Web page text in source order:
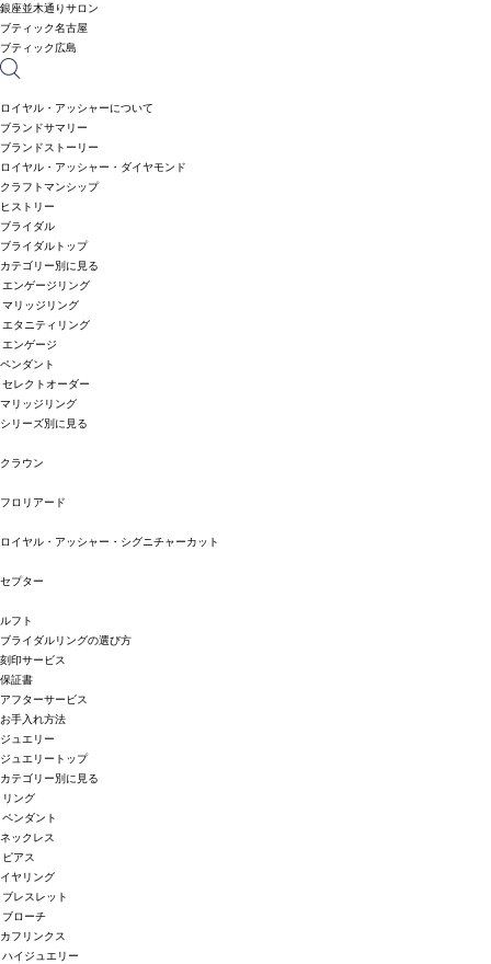
銀座並木通りサロン
ブティック名古屋
ブティック広島
ロイヤル・アッシャーについて
ブランドサマリー
ブランドストーリー
ロイヤル・アッシャー・ダイヤモンド
クラフトマンシップ
ヒストリー
ブライダル
ブライダルトップ
カテゴリー別に見る
エンゲージリング
マリッジリング
エタニティリング
エンゲージ
ペンダント
セレクトオーダー
マリッジリング
シリーズ別に見る
クラウン
フロリアード
ロイヤル・アッシャー・シグニチャーカット
セプター
ルフト
ブライダルリングの選び方
刻印サービス
保証書
アフターサービス
お手入れ方法
ジュエリー
ジュエリートップ
カテゴリー別に見る
リング
ペンダント
ネックレス
ピアス
イヤリング
ブレスレット
ブローチ
カフリンクス
ハイジュエリー